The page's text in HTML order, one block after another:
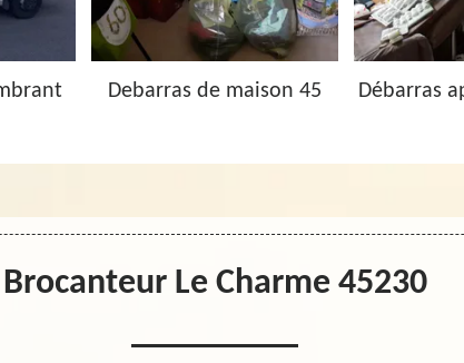
Debarras de maison 45 Débarras
Brocanteur Le Charme 45230